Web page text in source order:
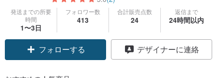
発送までの所要
時間
1〜3日
フォロワー数
413
合計販売点数
24
返信まで
24時間以内
フォローする デザイナーに連絡